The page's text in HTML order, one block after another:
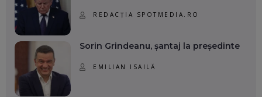
REDACȚIA SPOTMEDIA.RO
Sorin Grindeanu, șantaj la președinte
EMILIAN ISAILĂ